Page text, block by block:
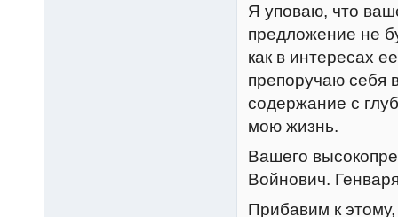
Я уповаю, что
предложение не
как в интересах
препоручаю себя
содержание с
мою жизнь.
Вашего
Войнович.
Прибавим к